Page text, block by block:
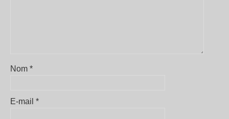
Nom *
E-mail *